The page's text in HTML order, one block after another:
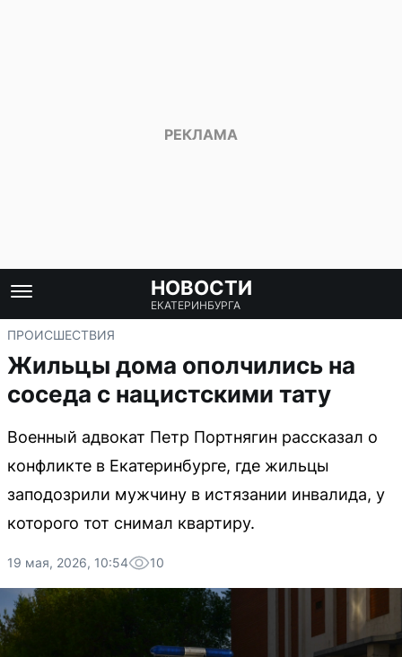
НОВОСТИ
ЕКАТЕРИНБУРГА
ПРОИСШЕСТВИЯ
Жильцы дома ополчились на
соседа с нацистскими тату
Военный адвокат Петр Портнягин рассказал о
конфликте в Екатеринбурге, где жильцы
заподозрили мужчину в истязании инвалида, у
которого тот снимал квартиру.
19 мая, 2026, 10:54 10